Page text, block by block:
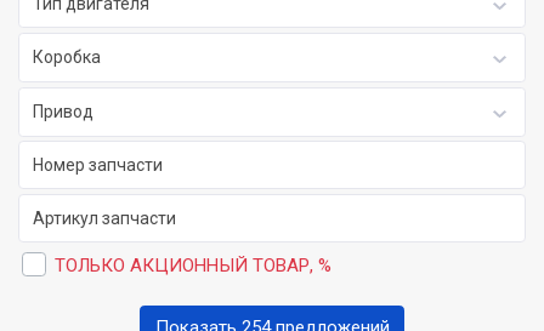
Коробка
Привод
ТОЛЬКО АКЦИОННЫЙ ТОВАР, %